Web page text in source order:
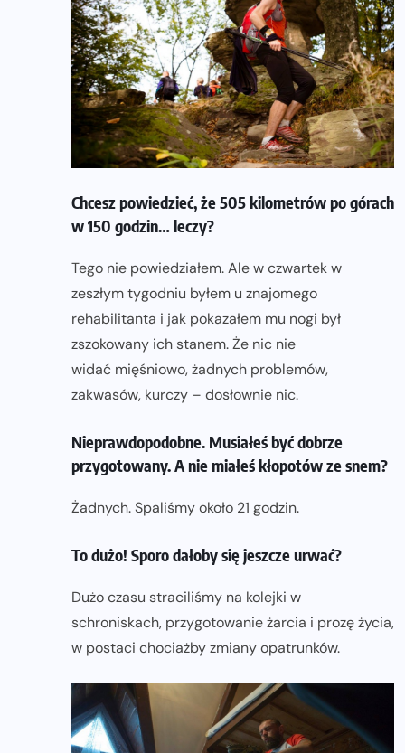
Chcesz powiedzieć, że 505 kilometrów po górach
w 150 godzin… leczy?
Tego nie powiedziałem. Ale w czwartek w
zeszłym tygodniu byłem u znajomego
rehabilitanta i jak pokazałem mu nogi był
zszokowany ich stanem. Że nic nie
widać mięśniowo, żadnych problemów,
zakwasów, kurczy – dosłownie nic.
Nieprawdopodobne. Musiałeś być dobrze
przygotowany. A nie miałeś kłopotów ze snem?
Żadnych. Spaliśmy około 21 godzin.
To dużo! Sporo dałoby się jeszcze urwać?
Dużo czasu straciliśmy na kolejki w
schroniskach, przygotowanie żarcia i prozę życia,
w postaci chociażby zmiany opatrunków.